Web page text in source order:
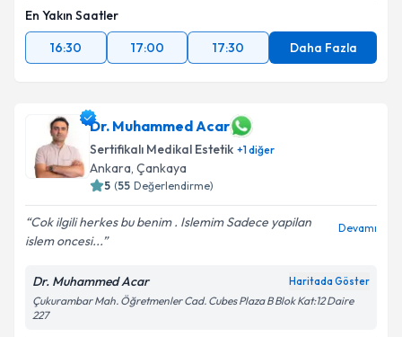
En Yakın Saatler
16:30
17:00 17:30 Daha Fazla
Dr. Muhammed Acar
Sertifikalı Medikal Estetik +1diğer
Ankara, Çankaya
5 (55 Değerlendirme)
Cok ilgili herkes bu benim . Islemim Sadece yapilan
islem oncesi...
Devamı
Dr. Muhammed Acar Haritada Göster
Çukurambar Mah. Öğretmenler Cad. Cubes Plaza B Blok Kat:12 Daire
227